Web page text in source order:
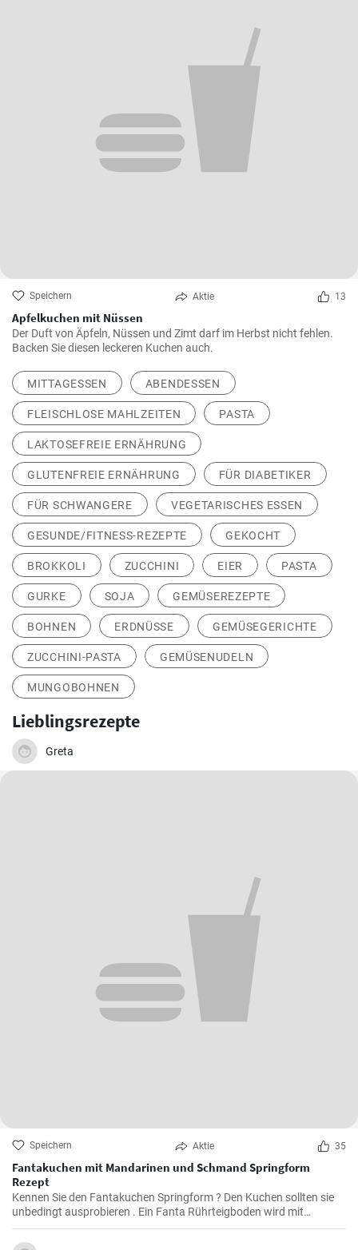
Speichern Aktie 13
Apfelkuchen mit Nüssen
Der Duft von Äpfeln, Nüssen und Zimt darf im Herbst nicht fehlen.
Backen Sie diesen leckeren Kuchen auch.
MITTAGESSEN ABENDESSEN
FLEISCHLOSE MAHLZEITEN PASTA
LAKTOSEFREIE ERNÄHRUNG
GLUTENFREIE ERNÄHRUNG FÜR DIABETIKER
FÜR SCHWANGERE VEGETARISCHES ESSEN
GESUNDE/FITNESS-REZEPTE GEKOCHT
BROKKOLI ZUCCHINI EIER PASTA
GURKE SOJA GEMÜSEREZEPTE
BOHNEN ERDNÜSSE GEMÜSEGERICHTE
ZUCCHINI-PASTA GEMÜSENUDELN
MUNGOBOHNEN
Lieblingsrezepte
Greta
Speichern Aktie 35
Fantakuchen mit Mandarinen und Schmand Springform
Rezept
Kennen Sie den Fantakuchen Springform ? Den Kuchen sollten sie
unbedingt ausprobieren . Ein Fanta Rührteigboden wird mit
Mandarinen und einer Schmand Sahne Füllung belegt. Fruchtig ,
cremig und lecker für alle Gäste groß und klein.